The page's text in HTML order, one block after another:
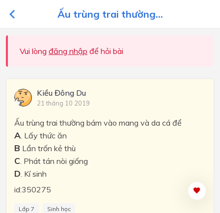
Ấu trùng trai thường...
Vui lòng đăng nhập để hỏi bài
Kiều Đông Du
21 tháng 10 2019
Ấu trùng trai thường bám vào mang và da cá để
A. Lấy thức ăn
B Lẩn trốn kẻ thù
C. Phát tán nòi giống
D. Kí sinh
id:350275
Lớp 7 Sinh học